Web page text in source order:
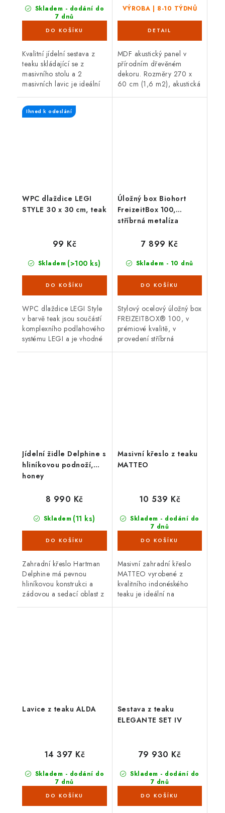
Skladem - dodání do
7 dnů
Kvalitní jídelní sestava z
teaku skládající se z
masivního stolu a 2
masivních lavic je ideální
Teakové dřevo je velice
odolné proti vnějším
VÝROBA | 8-10 TÝDNŮ
MDF akustický panel v
přírodním dřevěném
dekoru. Rozměry 270 x
60 cm (1,6 m2), akustická
WPC dlaždice LEGI
STYLE 30 x 30 cm, teak
Ihned k odeslání
Skladem (>100 ks)
99 Kč
WPC dlaždice LEGI Style
v barvě teak jsou součástí
komplexního podlahového
systému LEGI a je vhodné
Úložný box Biohort
FreizeitBox 100,
stříbrná metalíza
Skladem - 10 dnů
7 899 Kč
Stylový ocelový úložný box
FREIZEITBOX® 100, v
prémiové kvalitě, v
provedení stříbrná
Jídelní židle Delphine s
hliníkovou podnoží,
honey
Skladem (11 ks)
8 990 Kč
Zahradní křeslo Hartman
Delphine má pevnou
hliníkovou konstrukci a
zádovou a sedací oblast z
Masivní křeslo z teaku
MATTEO
Skladem - dodání do
7 dnů
10 539 Kč
Masivní zahradní křeslo
MATTEO vyrobené z
kvalitního indonéského
teaku je ideální na
Lavice z teaku ALDA
Skladem - dodání do
7 dnů
14 397 Kč
Sestava z teaku
ELEGANTE SET IV
Skladem - dodání do
7 dnů
79 930 Kč